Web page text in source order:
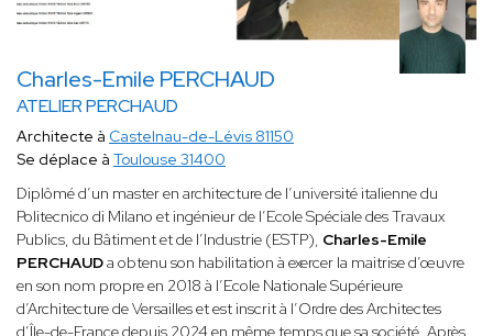
Charles-Emile PERCHAUD
ATELIER PERCHAUD
Architecte à Castelnau-de-Lévis 81150
Se déplace à Toulouse 31400
Diplômé d’un master en architecture de l’université italienne du
Politecnico di Milano et ingénieur de l’Ecole Spéciale des Travaux
Publics, du Bâtiment et de l’Industrie (ESTP), Charles-Emile
PERCHAUDa obtenu son habilitation à exercer la maitrise d’œuvre
en son nom propre en 2018 à l’Ecole Nationale Supérieure
d’Architecture de Versailles et est inscrit à l’Ordre des Architectes
d’Île-de-France depuis 2024 en même temps que sa société. Après